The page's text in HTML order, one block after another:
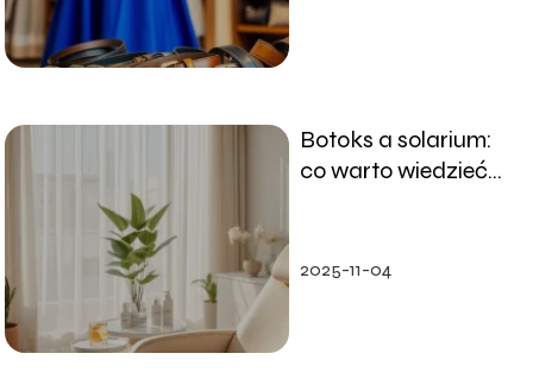
Botoks a solarium:
co warto wiedzieć
2025-11-04